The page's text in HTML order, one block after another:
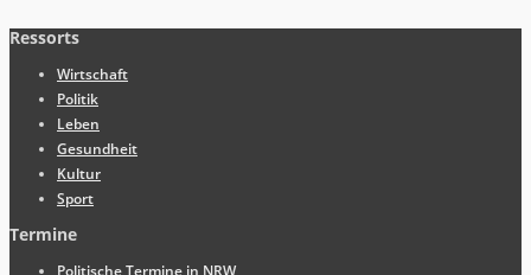
Ressorts
Wirtschaft
Politik
Leben
Gesundheit
Kultur
Sport
Termine
Politische Termine in NRW